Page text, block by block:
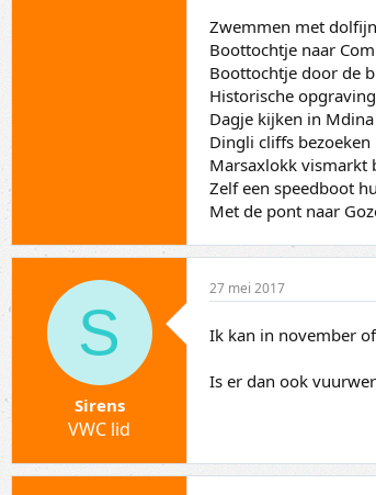
Zwemmen met
Boottochtje naar
Boottochtje door de
Historische
Dagje kijken in Mdina
Dingli cliffs bezoeken
Marsaxlokk vismarkt
Zelf een speedboot
Met de pont naar
S
Sirens
VWC lid
27 mei 2017
Ik kan in november
Is er dan ook